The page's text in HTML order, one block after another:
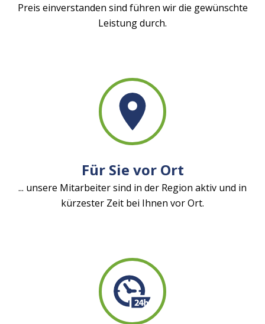
Preis einverstanden sind führen wir die gewünschte
Leistung durch.
Für Sie vor Ort
... unsere Mitarbeiter sind in der Region aktiv und in
kürzester Zeit bei Ihnen vor Ort.